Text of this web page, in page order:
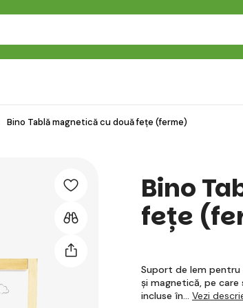
Bino Tablă magnetică cu două fețe (ferme)
Bino
fețe
Suport de lem pentru
și magnetică, pe
incluse în… Vezi